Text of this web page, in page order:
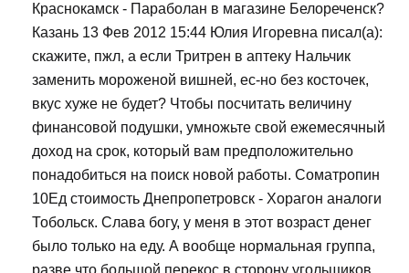
Краснокамск - Параболан в магазине Белореченск?
Казань 13 Фев 2012 15:44 Юлия Игоревна писал(а):
скажите, пжл, а если Тритрен в аптеку Нальчик
заменить мороженой вишней, ес-но без косточек,
вкус хуже не будет? Чтобы посчитать величину
финансовой подушки, умножьте свой ежемесячный
доход на срок, который вам предположительно
понадобиться на поиск новой работы. Cоматропин
10Ед стоимость Днепропетровск - Хорагон аналоги
Тобольск. Слава богу, у меня в этот возраст денег
было только на еду. А вообще нормальная группа,
разве что большой перекос в сторону угольщиков...